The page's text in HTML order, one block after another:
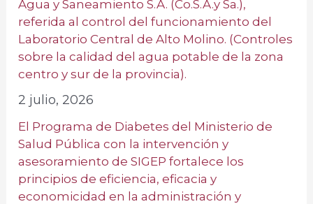
Agua y Saneamiento S.A. (Co.S.A.y Sa.),
referida al control del funcionamiento del
Laboratorio Central de Alto Molino. (Controles
sobre la calidad del agua potable de la zona
centro y sur de la provincia).
2 julio, 2026
El Programa de Diabetes del Ministerio de
Salud Pública con la intervención y
asesoramiento de SIGEP fortalece los
principios de eficiencia, eficacia y
economicidad en la administración y